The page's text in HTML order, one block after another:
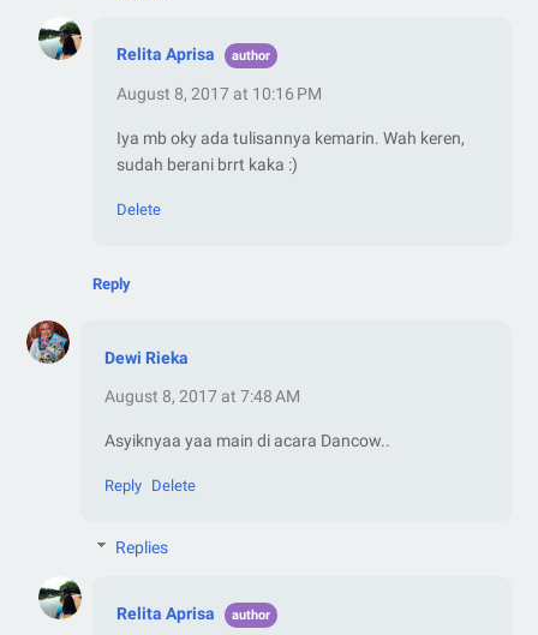
Relita Aprisa
August 8, 2017 at 10:16 PM
Iya mb oky ada tulisannya kemarin. Wah keren,
sudah berani brrt kaka :)
Delete
Reply
Dewi Rieka
August 8, 2017 at 7:48 AM
Asyiknyaa yaa main di acara Dancow..
Reply Delete
Replies
Relita Aprisa